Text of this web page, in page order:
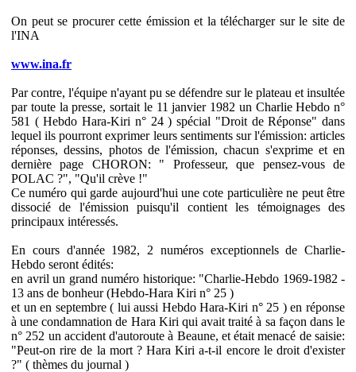
On peut se procurer cette émission et la télécharger sur le site de
l'INA
www.ina.fr
Par contre, l'équipe n'ayant pu se défendre sur le plateau et insultée
par toute la presse, sortait le 11 janvier 1982 un Charlie Hebdo n°
581 ( Hebdo Hara-Kiri n° 24 ) spécial "Droit de Réponse" dans
lequel ils pourront exprimer leurs sentiments sur l'émission: articles
réponses, dessins, photos de l'émission, chacun s'exprime et en
dernière page CHORON: " Professeur, que pensez-vous de
POLAC ?", "Qu'il crève !"
Ce numéro qui garde aujourd'hui une cote particulière ne peut être
dissocié de l'émission puisqu'il contient les témoignages des
principaux intéressés.
En cours d'année 1982, 2 numéros exceptionnels de Charlie-
Hebdo seront édités:
en avril un grand numéro historique: "Charlie-Hebdo 1969-1982 -
13 ans de bonheur (Hebdo-Hara Kiri n° 25 )
et un en septembre ( lui aussi Hebdo Hara-Kiri n° 25 ) en réponse
à une condamnation de Hara Kiri qui avait traité à sa façon dans le
n° 252 un accident d'autoroute à Beaune, et était menacé de saisie:
"Peut-on rire de la mort ? Hara Kiri a-t-il encore le droit d'exister
?" ( thèmes du journal )